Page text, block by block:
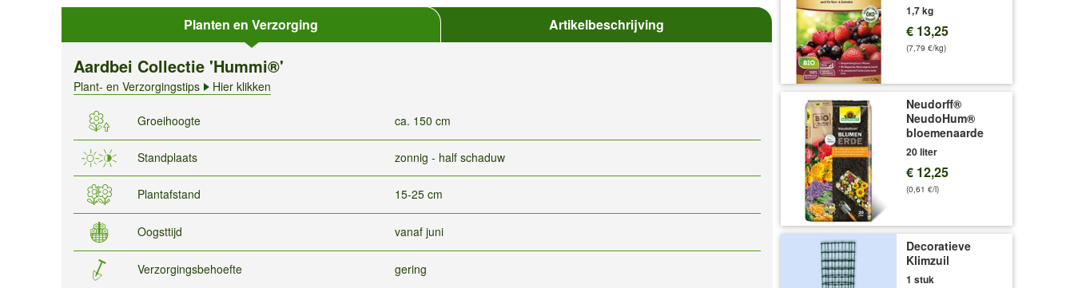
Planten en Verzorging Artikelbeschrijving
Aardbei Collectie 'Hummi®'
Plant- en Verzorgingstips Hier klikken
Groeihoogte ca. 150 cm
Standplaats zonnig - half schaduw
Plantafstand 15-25 cm
Oogsttijd vanaf juni
Verzorgingsbehoefte gering
1,7 kg
€ 13,25
(7,79 €/kg)
Neudorff®
NeudoHum®
bloemenaarde
20 liter
€ 12,25
(0,61 €/l)
Decoratieve
Klimzuil
1 stuk